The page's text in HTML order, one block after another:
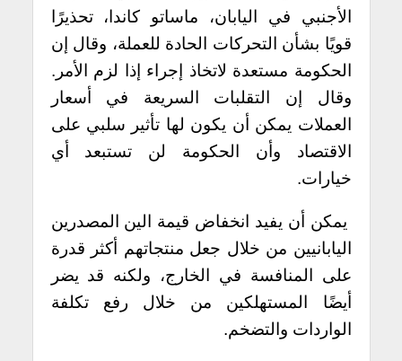
الأجنبي في اليابان، ماساتو كاندا، تحذيرًا
قويًا بشأن التحركات الحادة للعملة، وقال إن
الحكومة مستعدة لاتخاذ إجراء إذا لزم الأمر.
وقال إن التقلبات السريعة في أسعار
العملات يمكن أن يكون لها تأثير سلبي على
الاقتصاد وأن الحكومة لن تستبعد أي
خيارات.
يمكن أن يفيد انخفاض قيمة الين المصدرين
اليابانيين من خلال جعل منتجاتهم أكثر قدرة
على المنافسة في الخارج، ولكنه قد يضر
أيضًا المستهلكين من خلال رفع تكلفة
الواردات والتضخم.